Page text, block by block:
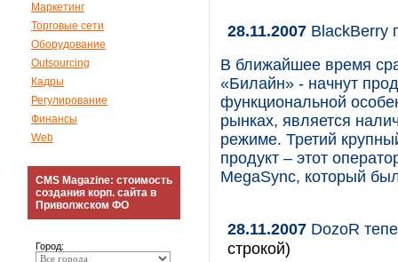
Маркетинг
Торговые сети
Оборудование
Outsourcing
Кадры
Регулирование
Финансы
Web
CMS Magazine: стоимость
создания корп. сайта в
Приволжском ФО
Город:
28.11.2007 BlackBerry
В ближайшее время
«Билайн» - начнут
функциональной
рынках, является
режиме. Третий
продукт – этот
MegaSync, который
28.11.2007 DozoR
строкой)